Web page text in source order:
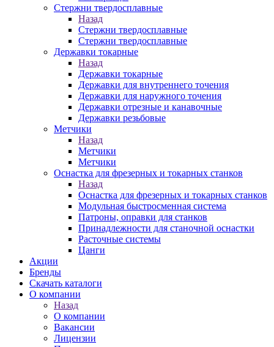
Стержни твердосплавные
Назад
Стержни твердосплавные
Стержни твердосплавные
Державки токарные
Назад
Державки токарные
Державки для внутреннего точения
Державки для наружного точения
Державки отрезные и канавочные
Державки резьбовые
Метчики
Назад
Метчики
Метчики
Оснастка для фрезерных и токарных станков
Назад
Оснастка для фрезерных и токарных станков
Модульная быстросменная система
Патроны, оправки для станков
Принадлежности для станочной оснастки
Расточные системы
Цанги
Акции
Бренды
Скачать каталоги
О компании
Назад
О компании
Вакансии
Лицензии